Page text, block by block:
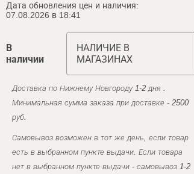
Дата обновления цен и наличия:
07.08.2026 в 18:41
В
наличии
НАЛИЧИЕ В
МАГАЗИНАХ
Доставка по Нижнему Новгороду 1-2 дня .
Минимальная сумма заказа при доставке - 2500
руб.
Самовывоз возможен в тот же день, если товар
есть в выбранном пункте выдачи. Если товара
нет в выбранном пункте выдачи - самовывоз 1-2